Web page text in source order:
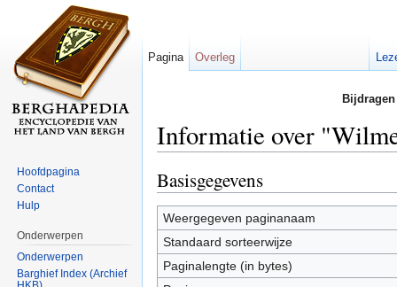
Informatie over
Basisgegevens
Weergegeven paginanaam
Standaard sorteerwijze
Paginalengte (in bytes)
Pagina Overleg
Hoofdpagina
Contact
Hulp
Onderwerpen
Onderwerpen
Barghief Index (Archief